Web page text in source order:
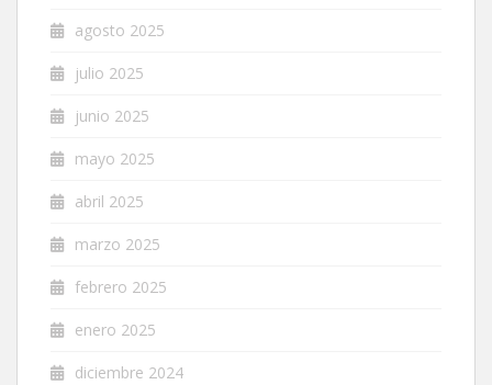
agosto 2025
julio 2025
junio 2025
mayo 2025
abril 2025
marzo 2025
febrero 2025
enero 2025
diciembre 2024